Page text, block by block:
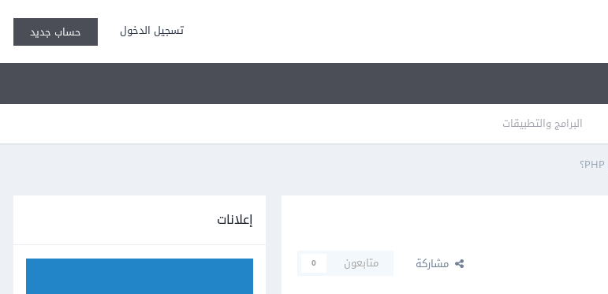
تسجيل الدخول حساب جديد
البرامج والتطبيقات
مشاركة متابعون 0
إعلانات